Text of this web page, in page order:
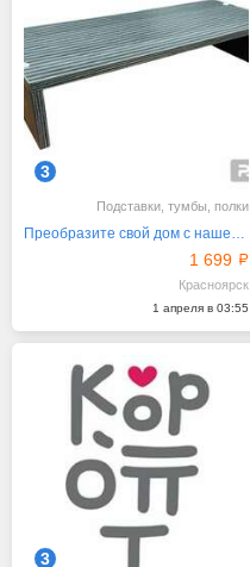
3
Подставки, тумбы, полки
Преобразите свой дом с нашей уникальной мебелью
1 699
Красноярск
1 апреля в 03:55
3